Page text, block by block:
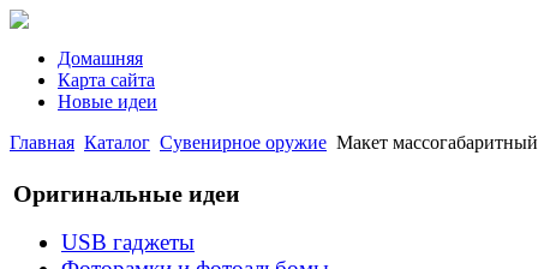
Домашняя
Карта сайта
Новые идеи
Главная Каталог Сувенирное оружие Макет
Оригинальные идеи
USB гаджеты